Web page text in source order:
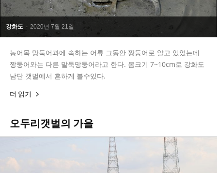
강화도 - 2020년 7월 21일
농어목 망둑어과에 속하는 어류 그동안 짱둥어로 알고 있었는데
짱둥어와는 다른 말둑망둥어라고 한다. 몸크기 7~10cm로 강화도
남단 갯벌에서 흔하게 볼수있다.
더 읽기
오두리갯벌의 가을